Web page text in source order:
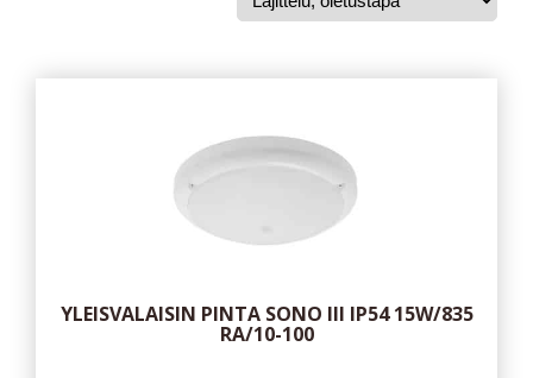
YLEISVALAISIN PINTA SONO III IP54 15W/835
RA/10-100